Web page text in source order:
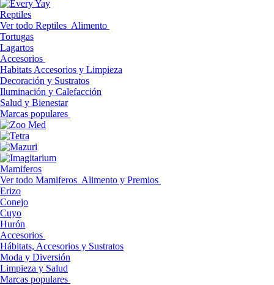
Reptiles
Ver todo Reptiles Alimento
Tortugas
Lagartos
Accesorios
Habitats Accesorios y Limpieza
Decoración y Sustratos
Iluminación y Calefacción
Salud y Bienestar
Marcas populares
Mamiferos
Ver todo Mamiferos Alimento y Premios
Erizo
Conejo
Cuyo
Hurón
Accesorios
Hábitats, Accesorios y Sustratos
Moda y Diversión
Limpieza y Salud
Marcas populares